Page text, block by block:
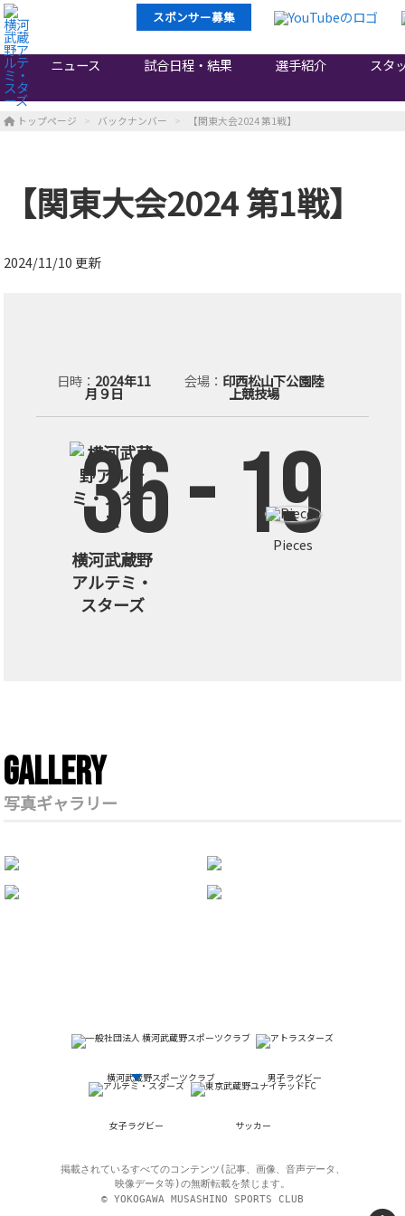
スポンサー募集
ニュース 試合日程・結果 選手紹介 スタ
トップページ バックナンバー 【関東大会2024 第1戦】
【関東大会2024 第1戦】
2024/11/10 更新
日時 2024年11
月９日
会場 印西松山下公園陸
上競技場
横河武蔵野
アルテミ・
スターズ
36- 19
Pieces
写真ギャラリー
Gallery
横河武蔵野スポーツクラブ 男子ラグビー
女子ラグビー サッカー
掲載されているすべてのコンテンツ(記事、画像、音声データ、
映像データ等)の無断転載を禁じます。
© YOKOGAWA MUSASHINO SPORTS CLUB